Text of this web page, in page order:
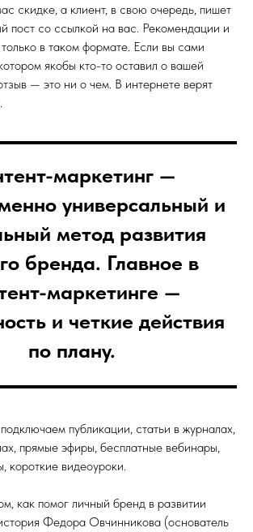
скидке, а клиент, в свою очередь, пишет
пост со ссылкой на вас. Рекомендации и
в таком формате. Если вы сами
якобы кто-то оставил о вашей
— это ни о чем. В интернете верят
маркетинг —
универсальный и
метод развития
бренда. Главное в
маркетинге —
и четкие действия
по плану.
публикации, статьи в журналах,
прямые эфиры, бесплатные вебинары,
видеоуроки.
как помог личный бренд в развитии
Федора Овчинникова (основатель